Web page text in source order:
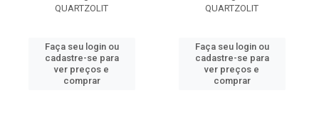
QUARTZOLIT
Faça seu login ou
cadastre-se para
ver preços e
comprar
QUARTZOLIT
Faça seu login ou
cadastre-se para
ver preços e
comprar